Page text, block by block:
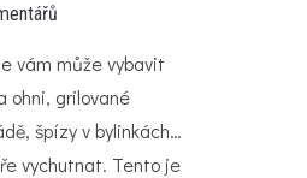
vám může vybavit
ohni, grilované
špízy v bylinkách…
vychutnat. Tento je